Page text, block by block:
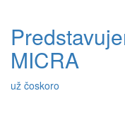
MICRA
už čoskoro